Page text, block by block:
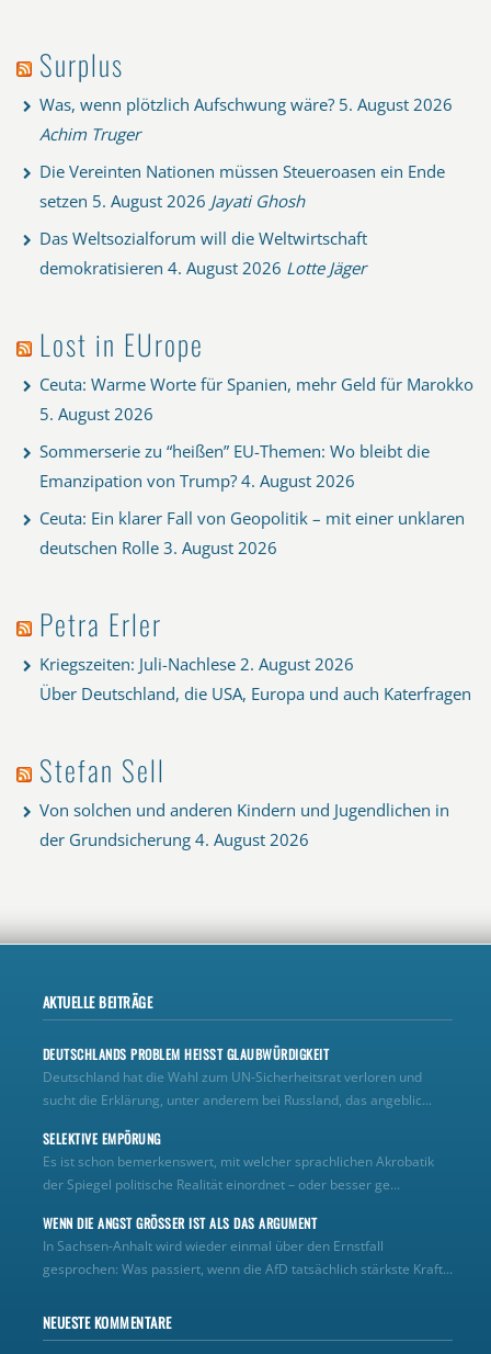
Surplus
Was, wenn plötzlich Aufschwung wäre? 5. August 2026
Achim Truger
Die Vereinten Nationen müssen Steueroasen ein Ende
setzen 5. August 2026 Jayati Ghosh
Das Weltsozialforum will die Weltwirtschaft
demokratisieren 4. August 2026 Lotte Jäger
Lost in EUrope
Ceuta: Warme Worte für Spanien, mehr Geld für Marokko
5. August 2026
Sommerserie zu “heißen” EU-Themen: Wo bleibt die
Emanzipation von Trump? 4. August 2026
Ceuta: Ein klarer Fall von Geopolitik – mit einer unklaren
deutschen Rolle 3. August 2026
Petra Erler
Kriegszeiten: Juli-Nachlese 2. August 2026
Über Deutschland, die USA, Europa und auch Katerfragen
Stefan Sell
Von solchen und anderen Kindern und Jugendlichen in
der Grundsicherung 4. August 2026
AKTUELLE BEITRÄGE
DEUTSCHLANDS PROBLEM HEISST GLAUBWÜRDIGKEIT
Deutschland hat die Wahl zum UN‑Sicherheitsrat verloren und
sucht die Erklärung, unter anderem bei Russland, das angeblic...
SELEKTIVE EMPÖRUNG
Es ist schon bemerkenswert, mit welcher sprachlichen Akrobatik
der Spiegel politische Realität einordnet – oder besser ge...
WENN DIE ANGST GRÖSSER IST ALS DAS ARGUMENT
In Sachsen-Anhalt wird wieder einmal über den Ernstfall
gesprochen: Was passiert, wenn die AfD tatsächlich stärkste Kraft...
NEUESTE KOMMENTARE